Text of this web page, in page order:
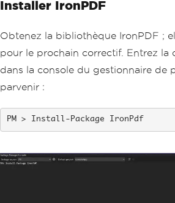
Installer IronPDF
Obtenez la bibliothèque IronPDF ;
pour le prochain correctif. Entrez la
dans la console du gestionnaire de
parvenir :
Install-Package IronPdf